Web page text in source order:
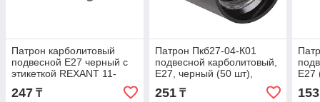
Патрон карболитовый
подвесной Е27 черный с
этикеткой REXANT 11-
247 ₸
Патрон Пкб27-04-К01
подвесной карболитовый,
Е27, черный (50 шт),
стикер на изделии, ИЭК
251₸
Е27
153